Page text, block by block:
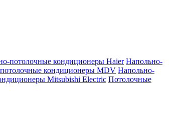
потолочные кондиционеры Haier Напольно-
кондиционеры MDV Напольно-
Mitsubishi Electric Потолочные